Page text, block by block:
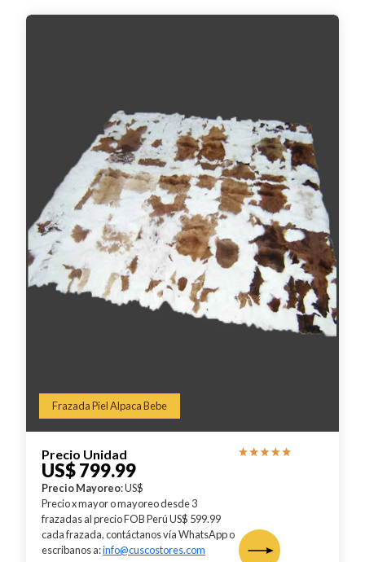
Frazada Piel Alpaca Bebe
Precio Unidad
US$ 799.99
Precio Mayoreo: US$
Precio x mayor o mayoreo desde 3
frazadas al precio FOB Perú US$ 599.99
cada frazada, contáctanos vía WhatsApp o
escribanos a:info@cuscostores.com